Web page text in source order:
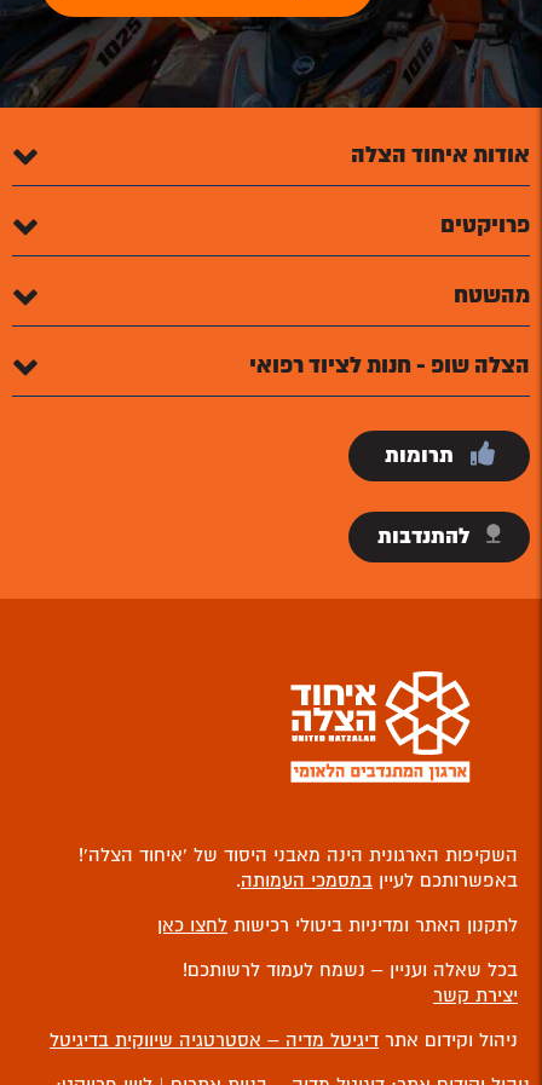
אודות איחוד הצלה
פרויקטים
מהשטח
הצלה שופ - חנות לציוד רפואי
תרומות
להתנדבות
השקיפות הארגונית הינה מאבני היסוד של ‘איחוד הצלה’!
באפשרותכם לעיין במסמכי העמותה.
לתקנון האתר ומדיניות ביטולי רכישות לחצו כאן
בכל שאלה ועניין – נשמח לעמוד לרשותכם!
יצירת קשר
ניהול וקידום אתר דיגיטל מדיה – אסטרטגיה שיווקית בדיגיטל